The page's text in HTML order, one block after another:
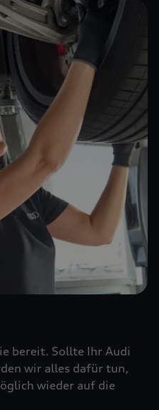
bereit. Sollte Ihr Audi
wir alles dafür tun,
wieder auf die